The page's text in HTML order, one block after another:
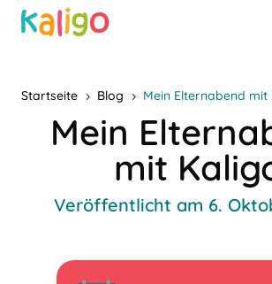
Startseite 5 Blog 5 Mein Elternabend mit
Mein
mit
Veröffentlicht am 6.